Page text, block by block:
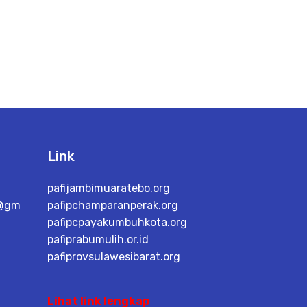
Link
pafijambimuaratebo.org
pafipchamparanperak.org
pafipcpayakumbuhkota.org
pafiprabumulih.or.id
pafiprovsulawesibarat.org
Lihat link lengkap